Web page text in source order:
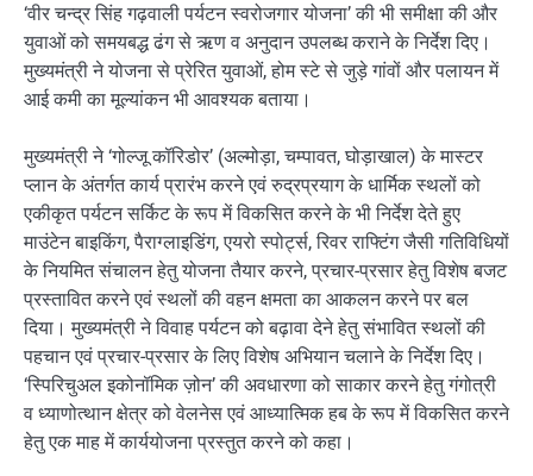
‘वीर चन्द्र सिंह गढ़वाली पर्यटन स्वरोजगार योजना’ की भी समीक्षा की और
युवाओं को समयबद्ध ढंग से ऋण व अनुदान उपलब्ध कराने के निर्देश दिए।
मुख्यमंत्री ने योजना से प्रेरित युवाओं, होम स्टे से जुड़े गांवों और पलायन में
आई कमी का मूल्यांकन भी आवश्यक बताया।
मुख्यमंत्री ने ‘गोल्जू कॉरिडोर’ (अल्मोड़ा, चम्पावत, घोड़ाखाल) के मास्टर
प्लान के अंतर्गत कार्य प्रारंभ करने एवं रुद्रप्रयाग के धार्मिक स्थलों को
एकीकृत पर्यटन सर्किट के रूप में विकसित करने के भी निर्देश देते हुए
माउंटेन बाइकिंग, पैराग्लाइडिंग, एयरो स्पोर्ट्स, रिवर राफ्टिंग जैसी गतिविधियों
के नियमित संचालन हेतु योजना तैयार करने, प्रचार-प्रसार हेतु विशेष बजट
प्रस्तावित करने एवं स्थलों की वहन क्षमता का आकलन करने पर बल
दिया। मुख्यमंत्री ने विवाह पर्यटन को बढ़ावा देने हेतु संभावित स्थलों की
पहचान एवं प्रचार-प्रसार के लिए विशेष अभियान चलाने के निर्देश दिए।
‘स्पिरिचुअल इकोनॉमिक ज़ोन’ की अवधारणा को साकार करने हेतु गंगोत्री
व ध्याणोत्थान क्षेत्र को वेलनेस एवं आध्यात्मिक हब के रूप में विकसित करने
हेतु एक माह में कार्ययोजना प्रस्तुत करने को कहा।